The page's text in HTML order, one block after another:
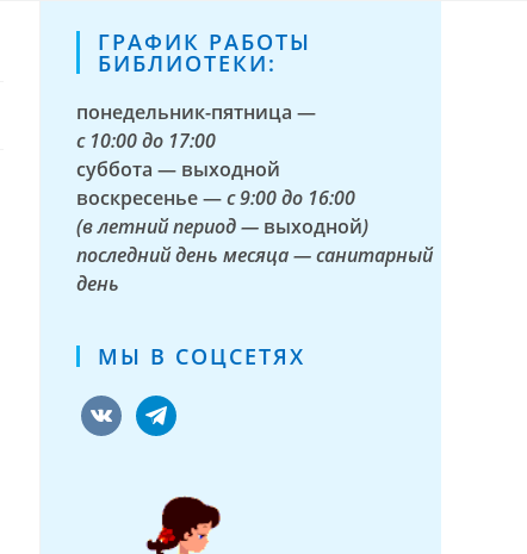
ГРАФИК РАБОТЫ
БИБЛИОТЕКИ:
понедельник-пятница —
с 10:00 до 17:00
суббота — выходной
воскресенье —с 9:00 до 16:00
(в летний период — выходной)
последний день месяца — санитарный
день
МЫ В СОЦСЕТЯХ
vkontaktetelegram